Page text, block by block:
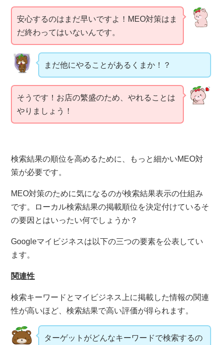
安心するのはまだ早いですよ！MEO対策はま
だ終わってはいないんです。
まだ他にやることがあるくまか！？
そうです！お店の繁盛のため、やれることは
やりましょう！
検索結果の順位を高めるために、もっと細かいMEO対
策が必要です。
MEO対策のために気になるのが検索結果表示の仕組み
です。ローカル検索結果の掲載順位を決定付けているそ
の要因とはいったい何でしょうか？
Googleマイビジネスは以下の三つの要素を公表してい
ます。
関連性
検索キーワードとマイビジネス上に掲載した情報の関連
性が高いほど、検索結果で高い評価が得られます。
ターゲットがどんなキーワードで検索するの